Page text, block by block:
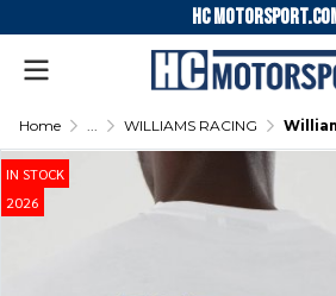
HC
Home ... WILLIAMS RACING Williams
IN STOCK
2026